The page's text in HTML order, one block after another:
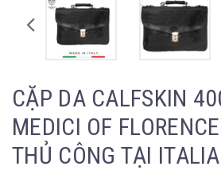
CẶP DA CALFSKIN
MEDICI OF
THỦ CÔNG TẠI ITALIA